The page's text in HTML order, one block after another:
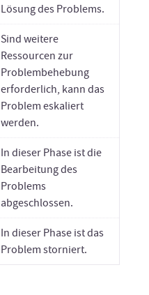
Lösung des Problems.
Sind weitere
Ressourcen zur
Problembehebung
erforderlich, kann das
Problem eskaliert
werden.
In dieser Phase ist die
Bearbeitung des
Problems
abgeschlossen.
In dieser Phase ist das
Problem storniert.